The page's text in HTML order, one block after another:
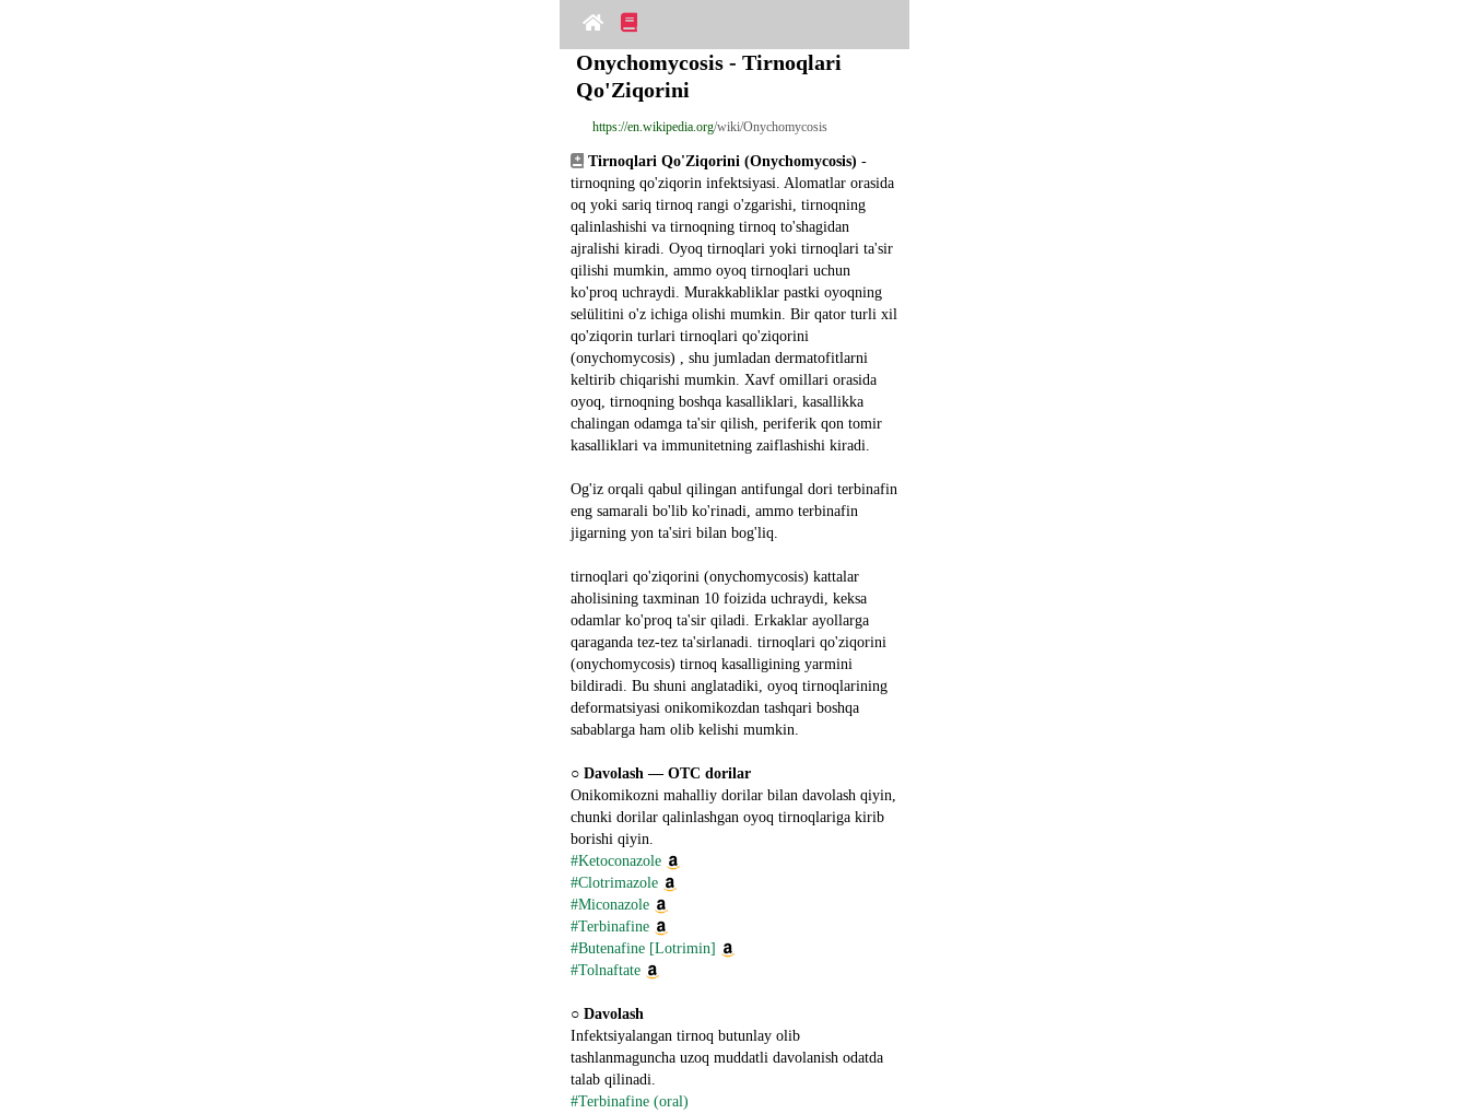
Onychomycosis - Tirnoqlari
Qo'Ziqorini
https://en.wikipedia.org/wiki/Onychomycosis
Tirnoqlari Qo'Ziqorini (Onychomycosis) -
tirnoqning qo'ziqorin infektsiyasi. Alomatlar orasida
oq yoki sariq tirnoq rangi o'zgarishi, tirnoqning
qalinlashishi va tirnoqning tirnoq to'shagidan
ajralishi kiradi. Oyoq tirnoqlari yoki tirnoqlari ta'sir
qilishi mumkin, ammo oyoq tirnoqlari uchun
ko'proq uchraydi. Murakkabliklar pastki oyoqning
selülitini o'z ichiga olishi mumkin. Bir qator turli xil
qo'ziqorin turlari tirnoqlari qo'ziqorini
(onychomycosis) , shu jumladan dermatofitlarni
keltirib chiqarishi mumkin. Xavf omillari orasida
oyoq, tirnoqning boshqa kasalliklari, kasallikka
chalingan odamga ta'sir qilish, periferik qon tomir
kasalliklari va immunitetning zaiflashishi kiradi.
Og'iz orqali qabul qilingan antifungal dori terbinafin
eng samarali bo'lib ko'rinadi, ammo terbinafin
jigarning yon ta'siri bilan bog'liq.
tirnoqlari qo'ziqorini (onychomycosis) kattalar
aholisining taxminan 10 foizida uchraydi, keksa
odamlar ko'proq ta'sir qiladi. Erkaklar ayollarga
qaraganda tez-tez ta'sirlanadi. tirnoqlari qo'ziqorini
(onychomycosis) tirnoq kasalligining yarmini
bildiradi. Bu shuni anglatadiki, oyoq tirnoqlarining
deformatsiyasi onikomikozdan tashqari boshqa
sabablarga ham olib kelishi mumkin.
○ Davolash ― OTC dorilar
Onikomikozni mahalliy dorilar bilan davolash qiyin,
chunki dorilar qalinlashgan oyoq tirnoqlariga kirib
borishi qiyin.
#Ketoconazole
#Clotrimazole
#Miconazole
#Terbinafine
#Butenafine [Lotrimin]
#Tolnaftate
○ Davolash
Infektsiyalangan tirnoq butunlay olib
tashlanmaguncha uzoq muddatli davolanish odatda
talab qilinadi.
#Terbinafine (oral)